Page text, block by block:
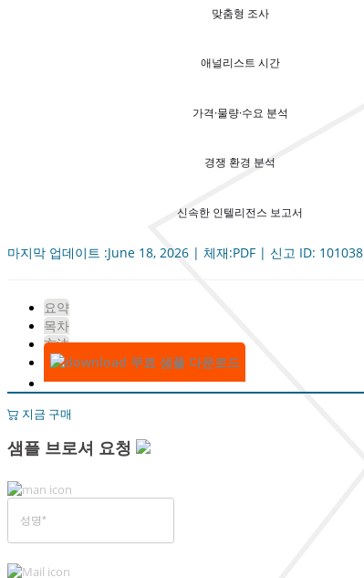
맞춤형 조사
애널리스트 시간
가격·물량·수요 분석
경쟁 환경 분석
신속한 인텔리전스 보고서
마지막 업데이트 :June 18, 2026 | 체재:PDF | 신고 ID: 101038
요약
목차
方法
무료 샘플 다운로드
지금 구매
샘플 브로셔 요청